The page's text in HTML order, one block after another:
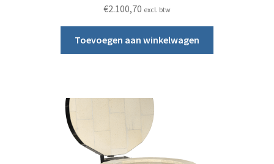
€2.100,70 excl. btw
Toevoegen aan winkelwagen